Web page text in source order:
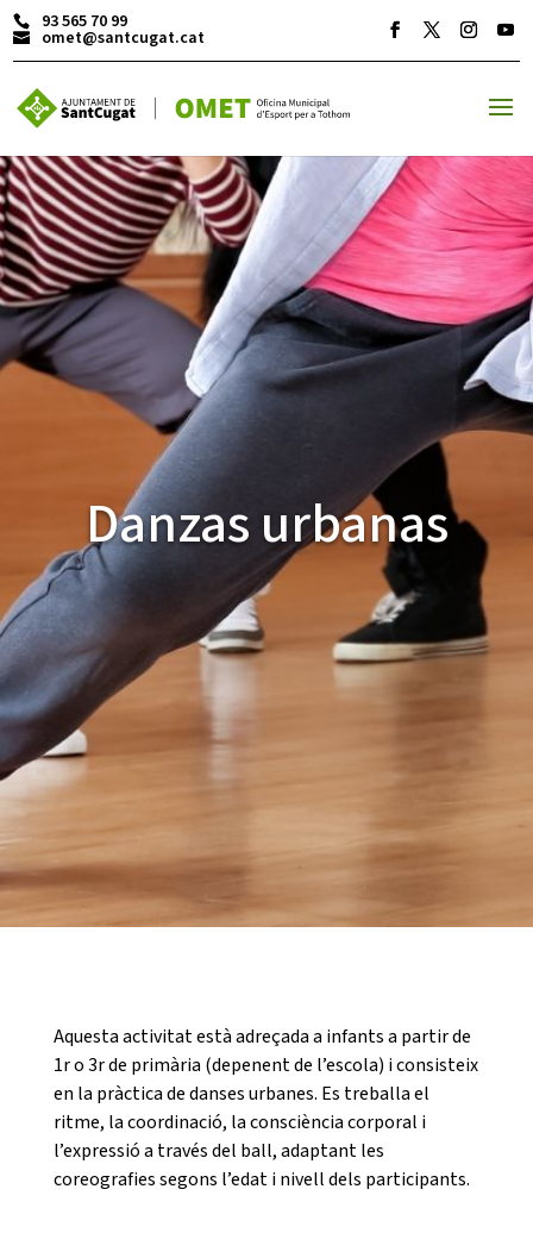
93 565 70 99
omet@santcugat.cat
Danzas urbanas
Aquesta activitat està adreçada a infants a partir de
1r o 3r de primària (depenent de l’escola) i consisteix
en la pràctica de danses urbanes. Es treballa el
ritme, la coordinació, la consciència corporal i
l’expressió a través del ball, adaptant les
coreografies segons l’edat i nivell dels participants.
ACTIVITATS D'ESTIU
MÓN ESCOLAR
ALBERG CENTRE ESPLAI
FORMACIÓ
CASES DE COLÒNIES
ACCIÓ SOCIAL I JOVES
ESPLAIS
SUPORT TERCER SECTOR